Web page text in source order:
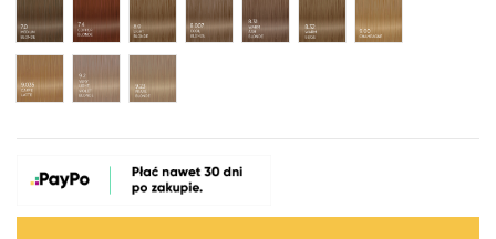
7.0 Medium Blonde
7.4 Copper Blonde
8.0 Light Blonde8.007 Cool Blonde
8.31 Warm Ash Blonde
8.32 Warm Beige
9.00
9.035 Caffè Latte9.2 Very Light Violet Blonde